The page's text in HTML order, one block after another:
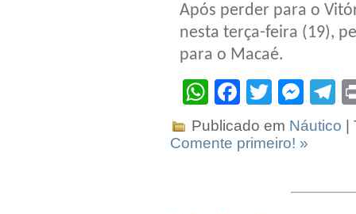
Após perder para o
nesta terça-feira (19),
para o Macaé.
WhatsApp
Facebook
Twitter
Publicado em Náutico |
Comente primeiro! »